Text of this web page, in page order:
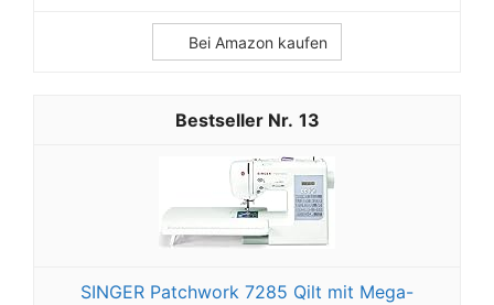
Bei Amazon kaufen
13
SINGER Patchwork 7285 Qilt mit Mega-